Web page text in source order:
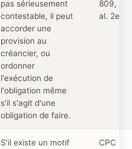
pas sérieusement
contestable, il peut
accorder une
provision au
créancier, ou
ordonner
l'exécution de
l'obligation même
s'il s'agit d'une
obligation de faire.
809,
al. 2e
S'il existe un motif
CPC